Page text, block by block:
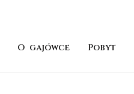
O gajówce Pobyt